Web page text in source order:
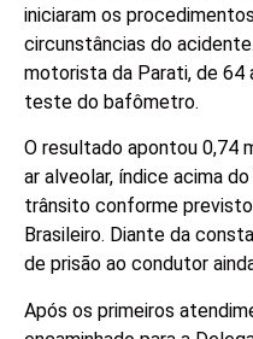
iniciaram os
circunstâncias do
motorista da Parati, de 64
teste do bafômetro.
O resultado apontou 0,74
ar alveolar, índice acima
trânsito conforme
Brasileiro. Diante da
de prisão ao condutor
Após os primeiros